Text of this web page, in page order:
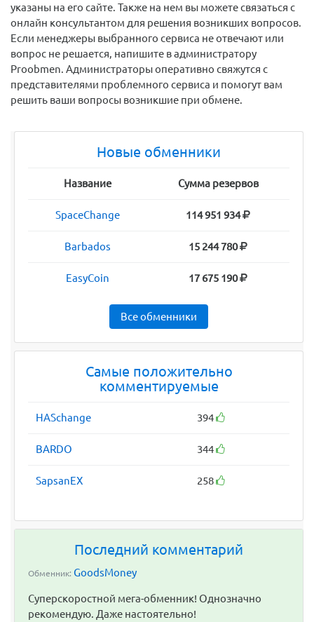
указаны на его сайте. Также на нем вы можете связаться с
онлайн консультантом для решения возникших вопросов.
Если менеджеры выбранного сервиса не отвечают или
вопрос не решается, напишите в администратору
Proobmen. Администраторы оперативно свяжутся с
представителями проблемного сервиса и помогут вам
решить ваши вопросы возникшие при обмене.
Новые обменники
Название Сумма резервов
SpaceChange 114 951 934
Barbados 15 244 780
EasyCoin 17 675 190
Все обменники
Самые положительно
комментируемые
HASchange 394
BARDO 344
SapsanEX 258
Последний комментарий
Обменник: GoodsMoney
Суперскоростной мега-обменник! Однозначно
рекомендую. Даже настоятельно!